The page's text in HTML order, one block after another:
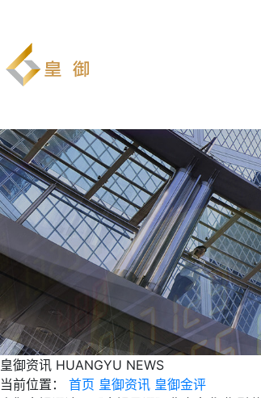
皇御资讯 HUANGYU NEWS
当前位置：
首页 皇御资讯 皇御金评